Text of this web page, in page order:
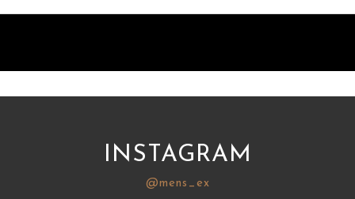
INSTAGRAM
@mens_ex